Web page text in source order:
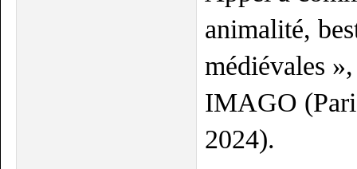
animalité,
médiévales
IMAGO
2024).